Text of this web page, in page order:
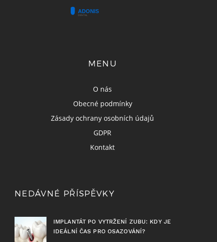
MENU
O nás
Obecné podmínky
Zásady ochrany osobních údajů
GDPR
Kontakt
NEDÁVNÉ PŘÍSPĚVKY
IMPLANTÁT PO VYTRŽENÍ ZUBU: KDY JE
IDEÁLNÍ ČAS PRO OSAZOVÁNÍ?